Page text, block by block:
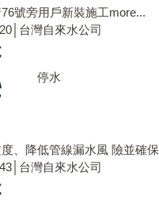
號旁用戶新裝施工more...
台灣自來水公司
停水
、降低管線漏水風 險並確保
台灣自來水公司